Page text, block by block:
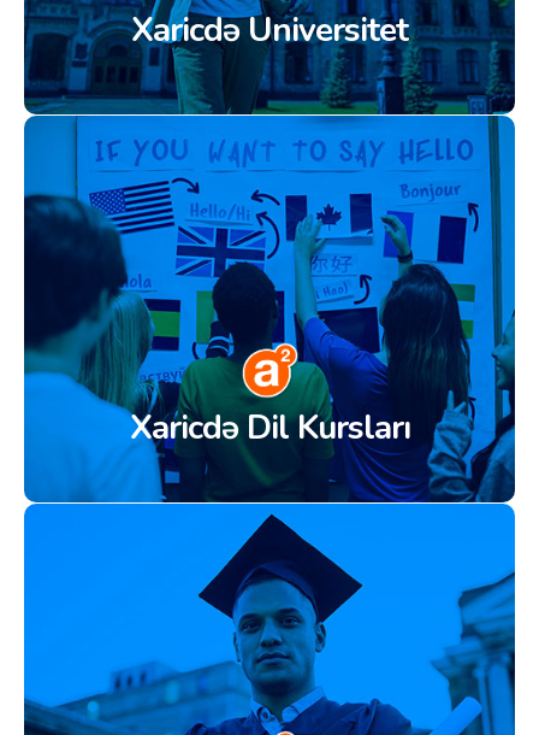
Xaricdə Universitet
Xaricdə Dil Kursları